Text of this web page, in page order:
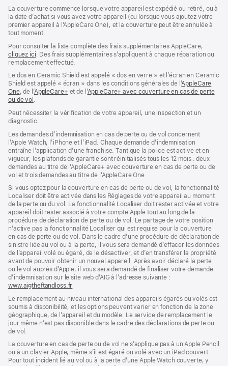
La couverture commence lorsque votre appareil est expédié ou retiré, ou à
la date d’achat si vous avez votre appareil (ou lorsque vous ajoutez votre
premier appareil à l’AppleCare One), et la couverture peut être annulée à
tout moment.
Pour consulter la liste complète des frais supplémentaires AppleCare,
cliquez ici (s’ouvre
dans
nouvelle
fenêtre)
. Des frais supplémentaires s’appliquent à chaque réparation ou
remplacement effectué.
Le dos en Ceramic Shield est appelé « dos en verre » et l’écran en Ceramic
Shield est appelé « écran » dans les conditions générales de l’AppleCare
One(s’ouvre
dans
nouvelle
fenêtre)
, de l’AppleCare+ (s’ouvre
nouvelle
et de l’AppleCare+ avec couverture en cas de perte
ou de vol (s’ouvre
une
nouvelle
fenêtre)
.
Peut nécessiter la vérification de votre appareil, une inspection et un
diagnostic.
Les demandes d’indemnisation en cas de perte ou de vol concernent
l’Apple Watch, l’iPhone et l’iPad. Chaque demande d’indemnisation
entraîne l’application d’une franchise. Tant que la police est active et en
vigueur, les plafonds de garantie sont réinitialisés tous les 12 mois : deux
demandes au titre de l’AppleCare+ avec couverture en cas de perte ou de
vol et trois demandes au titre de l’AppleCare One.
Si vous optez pour la couverture en cas de perte ou de vol, la fonctionnalité
Localiser doit être activée dans les Réglages de votre appareil au moment
de la perte ou du vol. La fonctionnalité Localiser doit rester activée et votre
appareil doit rester associé à votre compte Apple tout au long de la
procédure de déclaration de perte ou de vol. Le partage de votre position
n’active pas la fonctionnalité Localiser qui est requise pour la couverture
en cas de perte ou de vol. Dans le cadre d’une procédure de déclaration de
sinistre liée au vol ou à la perte, il vous sera demandé d’effacer les données
de l’appareil volé ou égaré, de le désactiver, et d’en transférer la propriété
avant de pouvoir obtenir un nouvel appareil. Après avoir déclaré la perte
ou le vol auprès d’Apple, il vous sera demandé de finaliser votre demande
d’indemnisation sur le site web d’AIG à l’adresse suivante :
www.aigtheftandloss.fr
une
nouvelle
fenêtre)
Le remplacement au niveau international des appareils égarés ou volés est
soumis à disponibilité, et les options peuvent varier en fonction de la zone
géographique, de l’appareil et du modèle. Le service de remplacement le
jour même n’est pas disponible dans le cadre des déclarations de perte ou
de vol.
La couverture en cas de perte ou de vol ne s’applique pas à un Apple Pencil
ou à un clavier Apple, même s’il est égaré ou volé avec un iPad couvert.
Pour tout incident lié au vol ou à la perte d’une Apple Watch couverte, y